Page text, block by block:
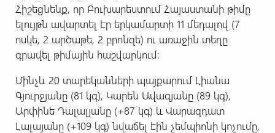
Հիշեցնենք, որ Բուխարեստում Հայաստանի թիմը
ելույթն ավարտել էր երկամարտի 11 մեդալով (7
ոսկե, 2 արծաթե, 2 բրոնզե) ու առաջին տեղը
գրավել թիմային հաշվարկում:
Մինչև 20 տարեկանների պայքարում Լիանա
Գյուրջյանը (81 կգ), Կարեն Ավագյանը (89 կգ),
Արփինե Դալալյանը (+87 կգ) և Վարազդատ
Լալայանը (+109 կգ) նվաճել էին չեմպիոնի կոչումը,